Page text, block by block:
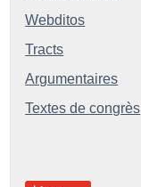
Webditos
Tracts
Argumentaires
Textes de congrès